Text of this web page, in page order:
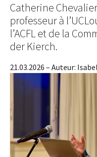
Catherine
professeur à
l’ACFL et de la
der Kierch.
21.03.2026 – Auteur: